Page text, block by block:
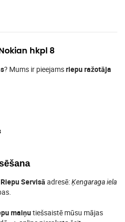
hkpl 8
? Mums ir pieejamsriepu ražotāja
Riepu Servisā adresē:Ķengaraga iela
maiņutiešsaistē mūsu mājas